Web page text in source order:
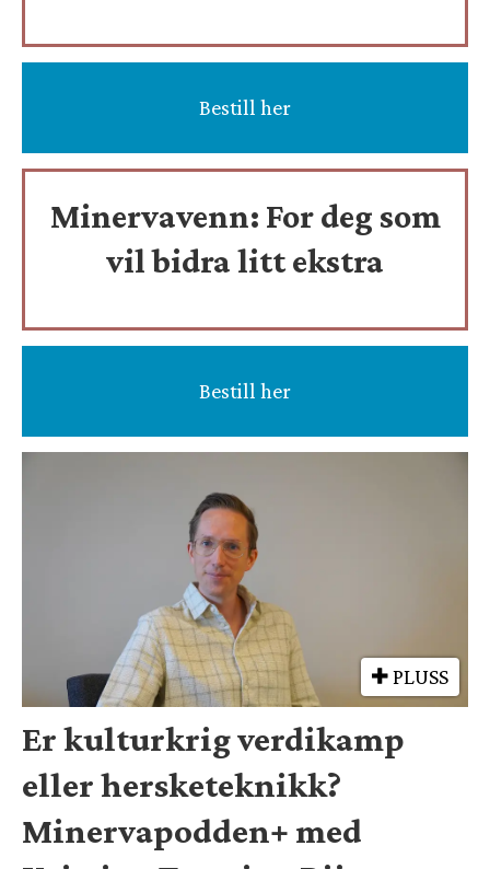
Bestill her
Minervavenn: For deg som
vil bidra litt ekstra
Bestill her
PLUSS
Er kulturkrig verdikamp
eller hersketeknikk?
Minervapodden+ med